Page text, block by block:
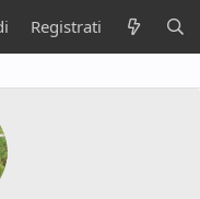
Registrati